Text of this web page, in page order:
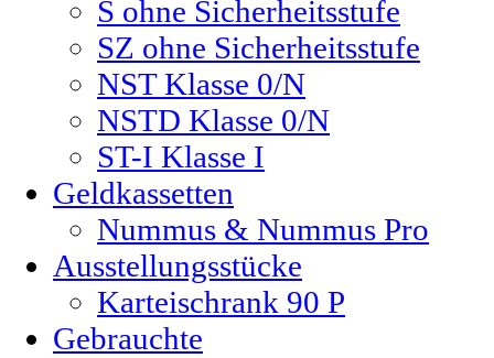
S ohne Sicherheitsstufe
SZ ohne Sicherheitsstufe
NST Klasse 0/N
NSTD Klasse 0/N
ST-I Klasse I
Geldkassetten
Nummus & Nummus Pro
Ausstellungsstücke
Karteischrank 90 P
Gebrauchte